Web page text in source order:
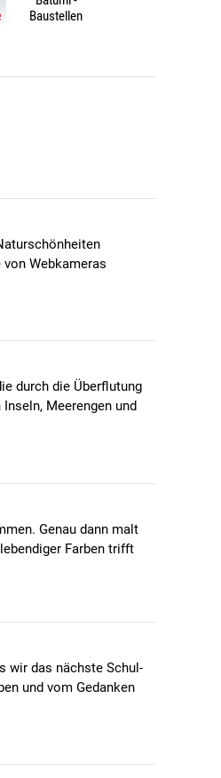
Baustellen
Webkameras
durch die Überflutung
Meerengen und
Genau dann malt
Farben trifft
wir das nächste Schul-
und vom Gedanken